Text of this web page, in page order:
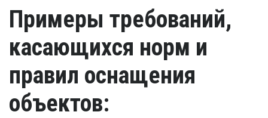
Примеры требований,
касающихся норм и
правил оснащения
объектов: